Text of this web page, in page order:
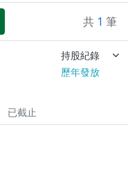
共 1 筆
持股紀錄
歷年發放
已截止